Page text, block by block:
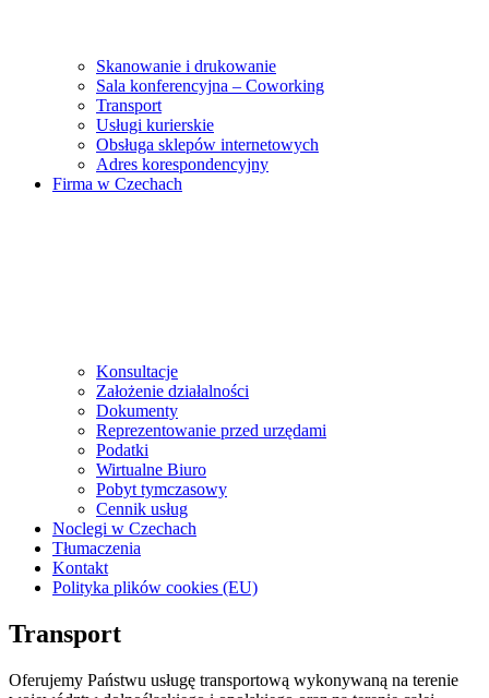
Skanowanie i drukowanie
Sala konferencyjna – Coworking
Transport
Usługi kurierskie
Obsługa sklepów internetowych
Adres korespondencyjny
Firma w Czechach
Konsultacje
Założenie działalności
Dokumenty
Reprezentowanie przed urzędami
Podatki
Wirtualne Biuro
Pobyt tymczasowy
Cennik usług
Noclegi w Czechach
Tłumaczenia
Kontakt
Polityka plików cookies (EU)
Transport
Oferujemy Państwu usługę transportową wykonywaną na terenie